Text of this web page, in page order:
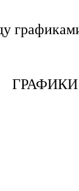
ГРАФИКИ